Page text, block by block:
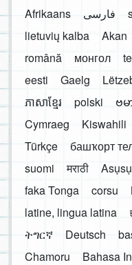
Afrikaans
فارسی
lietuvių kalba
Akan
română
монгол
eesti
Gaelg
ភាសាខ្មែរ
polski ဗမ
Cymraeg
Kiswahili
Türkçe
башҡорт
suomi
मराठी
faka Tonga
corsu
latine, lingua latina
ትግርኛ
Deutsch
Chamoru
Bahasa